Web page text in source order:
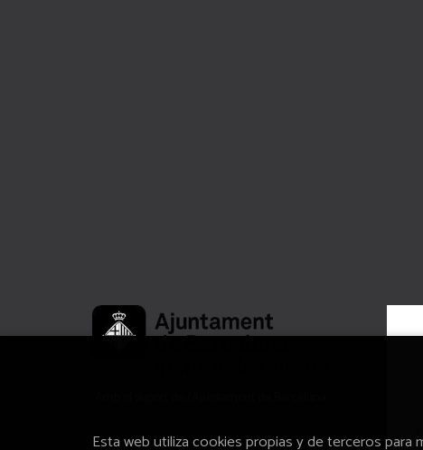
Esta web utiliza cookies propias y de terceros